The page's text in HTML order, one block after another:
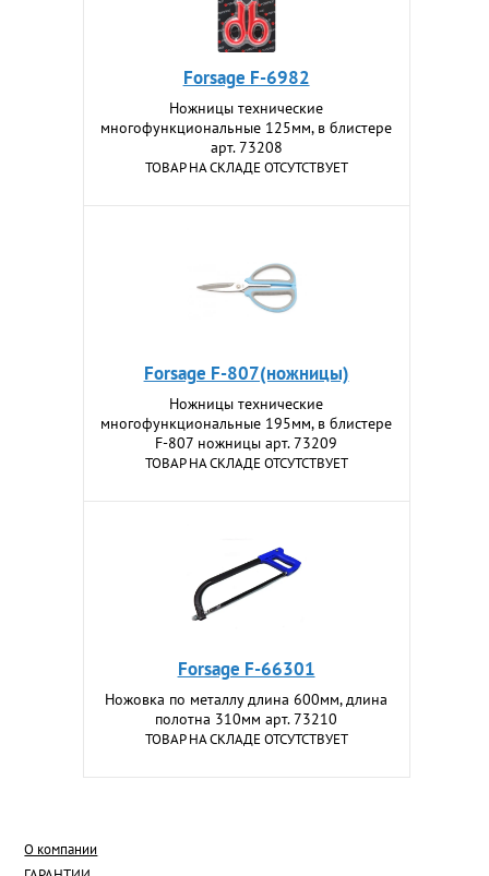
Forsage F-6982
Ножницы технические
многофункциональные 125мм, в блистере
арт. 73208
ТОВАР НА СКЛАДЕ ОТСУТСТВУЕТ
Forsage F-807(ножницы)
Ножницы технические
многофункциональные 195мм, в блистере
F-807 ножницы арт. 73209
ТОВАР НА СКЛАДЕ ОТСУТСТВУЕТ
Forsage F-66301
Ножовка по металлу длина 600мм, длина
полотна 310мм арт. 73210
ТОВАР НА СКЛАДЕ ОТСУТСТВУЕТ
О компании